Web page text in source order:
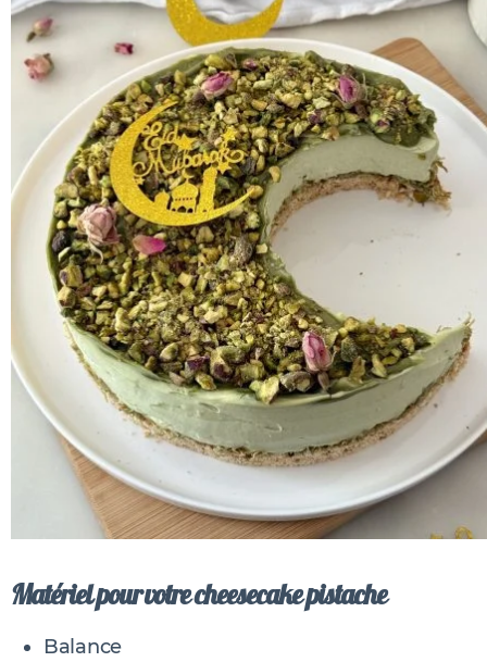
Matériel pour votre cheesecake pistache
Balance